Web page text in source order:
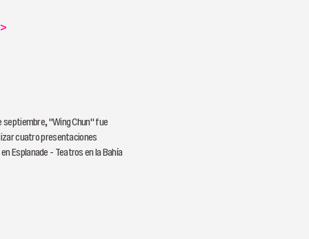
>
septiembre, "Wing Chun" fue
cuatro presentaciones
Esplanade - Teatros en la Bahía